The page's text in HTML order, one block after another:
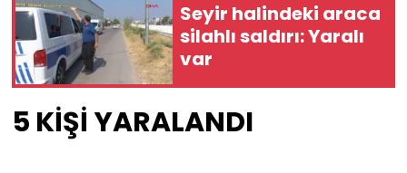
Seyir halindeki araca
silahlı saldırı: Yaralı
var
5 KİŞİ YARALANDI
YEREL YÖNETİMLER
Yurt